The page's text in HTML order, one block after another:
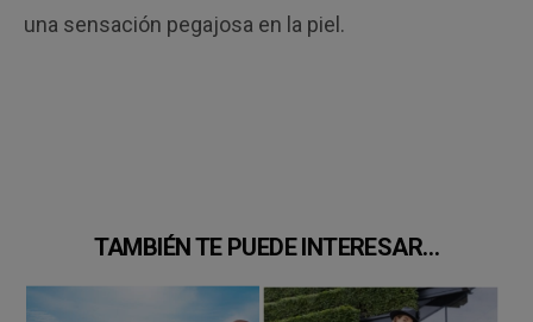
una sensación pegajosa en la piel.
TAMBIÉN TE PUEDE INTERESAR…